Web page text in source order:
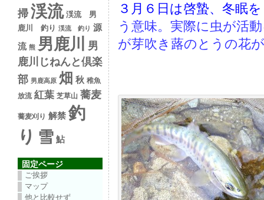
掃渓流 渓流 男
鹿川 釣り 渓流 釣り 源
流 熊 男鹿川
男
鹿川じねんと倶楽
部 男鹿高原 畑 秋 稚魚
放流 紅葉 芝草山 蕎麦
蕎麦刈り 解禁 釣
り 雪 鮎
固定ページ
ご挨拶
マップ
他と比較せず
３月６日は啓蟄、 冬眠
う意味。実際に虫が活
が芽吹き蕗のとうの花